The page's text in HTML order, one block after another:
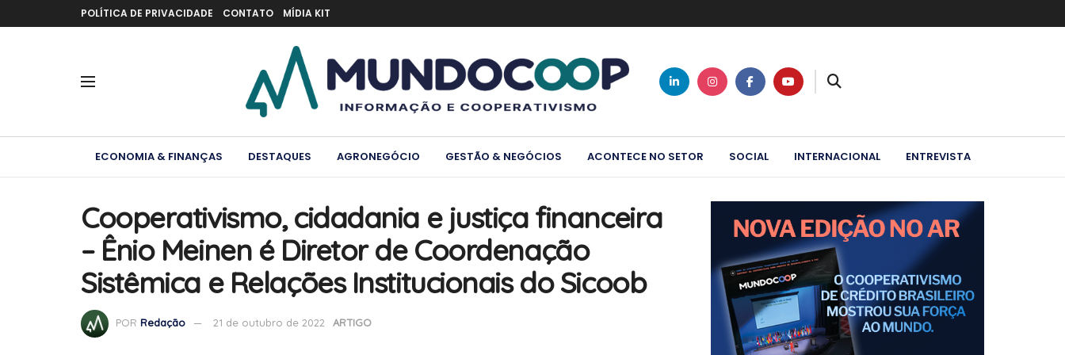
POLÍTICA DE PRIVACIDADE CONTATO MÍDIA KIT
ECONOMIA & FINANÇAS DESTAQUES AGRONEGÓCIO GESTÃO & NEGÓCIOS ACONTECE NO SETOR SOCIAL INTERNACIONAL ENTREVISTA
Cooperativismo, cidadania e justiça financeira
– Ênio Meinen é Diretor de Coordenação
Sistêmica e Relações Institucionais do Sicoob
POR Redação 21 de outubro de 2022 ARTIGO